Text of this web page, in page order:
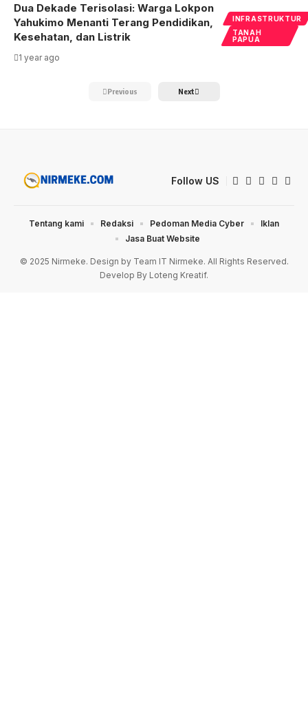
INFRASTRUKTUR
TANAH
PAPUA
Dua Dekade Terisolasi: Warga Lokpon
Yahukimo Menanti Terang Pendidikan,
Kesehatan, dan Listrik
1 year ago
Previous Next
Follow US
© 2025 Nirmeke. Design by Team IT Nirmeke. All Rights Reserved.
Develop By Loteng Kreatif.
Tentang kami Redaksi Pedoman Media Cyber
Iklan
Jasa Buat Website